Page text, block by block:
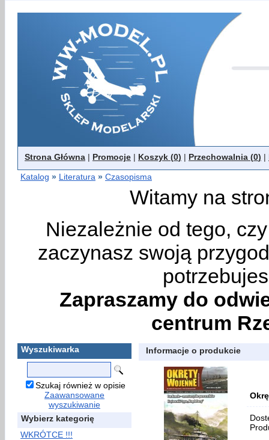
Strona Główna | Promocje | Koszyk (0) | Przechowalnia (0) |
Katalog » Literatura » Czasopisma
Witamy na
Niezależnie od tego,
zaczynasz swoją
Zapraszamy do
centrum
Wyszukiwarka
Szukaj również w opisie
Zaawansowane
wyszukiwanie
Wybierz kategorię
WKRÓTCE !!!
Informacje o produkcie